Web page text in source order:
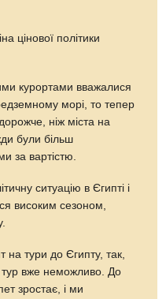
цінової політики
курортами вважалися
морі, то тепер
ніж міста на
були більш
за вартістю.
ситуацію в Єгипті і
високим сезоном,
на тури до Єгипту, так,
тур вже неможливо. До
зростає, і ми